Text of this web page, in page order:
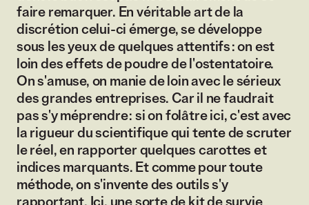
faire remarquer. En véritable art de la
discrétion celui-ci émerge, se développe
sous les yeux de quelques attentifs : on est
loin des effets de poudre de l'ostentatoire.
On s'amuse, on manie de loin avec le sérieux
des grandes entreprises. Car il ne faudrait
pas s'y méprendre : si on folâtre ici, c'est avec
la rigueur du scientifique qui tente de scruter
le réel, en rapporter quelques carottes et
indices marquants. Et comme pour toute
méthode, on s'invente des outils s'y